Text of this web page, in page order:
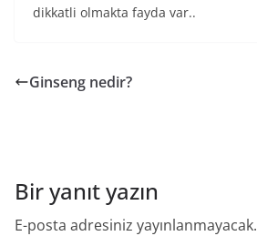
dikkatli olmakta fayda var..
Ginseng nedir?
Bir yanıt yazın
E-posta adresiniz yayınlanmayacak.